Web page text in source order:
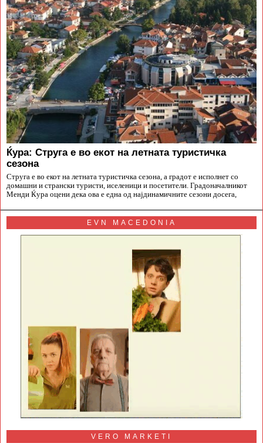
Ќура: Струга е во екот на летната туристичка
сезона
Струга е во екот на летната туристичка сезона, а градот е исполнет со
домашни и странски туристи, иселеници и посетители. Градоначалникот
Менди Ќура оцени дека ова е една од најдинамичните сезони досега,
EVN MACEDONIA
VERO MARKETI